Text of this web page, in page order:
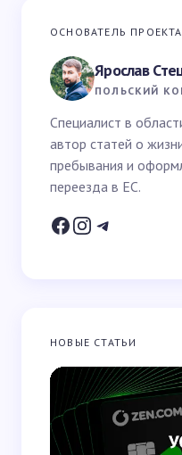
Ваш адрес email не
Ваш вопрос *
Ваше имя *
Email *
Запомнить имя и
комментариев
ОСНОВАТЕЛЬ ПРОЕКТА
Ярослав
ПОЛЬСКИЙ
Специалист в
автор статей о
пребывания и
переезда в ЕС.
НОВЫЕ СТАТЬИ